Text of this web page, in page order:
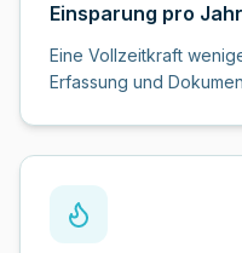
Einsparung pro Jahr
Eine Vollzeitkraft
Erfassung und